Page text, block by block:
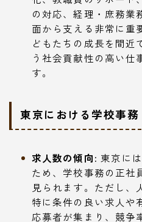
の対応、経理・庶務業
面から支える非常に重
どもたちの成長を間近
う社会貢献性の高い仕
す。
東京における学校事
求人数の傾向: 東京に
ため、学校事務の正社
見られます。ただし、
特に条件の良い求人や
応募者が集まり、競争